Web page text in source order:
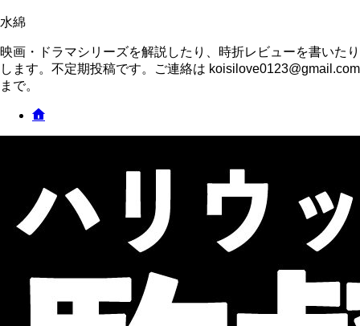
水綿
映画・ドラマシリーズを解説したり、時折レビューを書いたり
します。不定期投稿です。ご連絡は koisilove0123@gmail.com
まで。